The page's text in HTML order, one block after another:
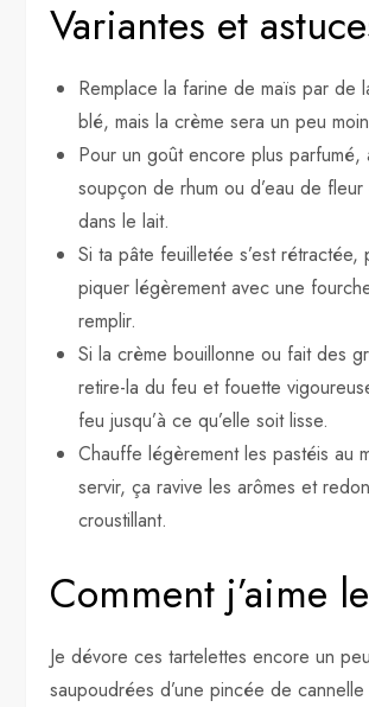
Variantes et
Remplace la farine de maïs par de
blé, mais la crème sera un peu
Pour un goût encore plus parfumé,
soupçon de rhum ou d’eau de fleur
dans le lait.
Si ta pâte feuilletée s’est rétractée,
piquer légèrement avec une
remplir.
Si la crème bouillonne ou fait des
retire-la du feu et fouette
feu jusqu’à ce qu’elle soit lisse.
Chauffe légèrement les pastéis au
servir, ça ravive les arômes et
croustillant.
Comment j’aime
Je dévore ces tartelettes encore un
saupoudrées d’une pincée de